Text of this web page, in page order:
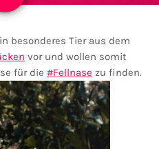
besonderes Tier aus dem
vor und wollen somit
für die #Fellnase zu finden.